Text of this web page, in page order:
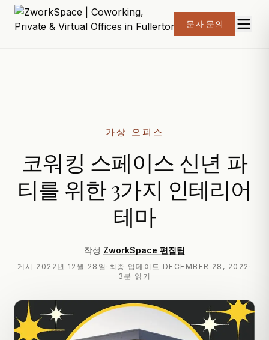
문자 문의
가상 오피스
코워킹 스페이스 신년 파
티를 위한 3가지 인테리어
테마
작성 ZworkSpace 편집팀
게시 2022년 12월 28일 · 최종 업데이트 DECEMBER 28, 2022 ·
3분 읽기